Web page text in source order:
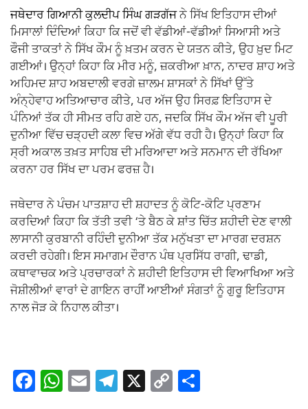
ਜਥੇਦਾਰ ਗਿਆਨੀ ਕੁਲਦੀਪ ਸਿੰਘ ਗੜਗੱਜਨੇ ਸਿੱਖ ਇਤਿਹਾਸ ਦੀਆਂ
ਮਿਸਾਲਾਂ ਦਿੰਦਿਆਂ ਕਿਹਾ ਕਿ ਜਦੋਂ ਵੀ ਵੱਡੀਆਂ-ਵੱਡੀਆਂ ਸਿਆਸੀ ਅਤੇ
ਫੌਜੀ ਤਾਕਤਾਂ ਨੇ ਸਿੱਖ ਕੌਮ ਨੂੰ ਖ਼ਤਮ ਕਰਨ ਦੇ ਯਤਨ ਕੀਤੇ, ਉਹ ਖ਼ੁਦ ਮਿਟ
ਗਈਆਂ। ਉਨ੍ਹਾਂ ਕਿਹਾ ਕਿ ਮੀਰ ਮਨੂੰ, ਜ਼ਕਰੀਆ ਖ਼ਾਨ, ਨਾਦਰ ਸ਼ਾਹ ਅਤੇ
ਅਹਿਮਦ ਸ਼ਾਹ ਅਬਦਾਲੀ ਵਰਗੇ ਜ਼ਾਲਮ ਸ਼ਾਸਕਾਂ ਨੇ ਸਿੱਖਾਂ ਉੱਤੇ
ਅੰਨ੍ਹੇਵਾਹ ਅਤਿਆਚਾਰ ਕੀਤੇ, ਪਰ ਅੱਜ ਉਹ ਸਿਰਫ਼ ਇਤਿਹਾਸ ਦੇ
ਪੰਨਿਆਂ ਤੱਕ ਹੀ ਸੀਮਤ ਰਹਿ ਗਏ ਹਨ, ਜਦਕਿ ਸਿੱਖ ਕੌਮ ਅੱਜ ਵੀ ਪੂਰੀ
ਦੁਨੀਆ ਵਿੱਚ ਚੜ੍ਹਦੀ ਕਲਾ ਵਿਚ ਅੱਗੇ ਵੱਧ ਰਹੀ ਹੈ। ਉਨ੍ਹਾਂ ਕਿਹਾ ਕਿ
ਸ੍ਰੀ ਅਕਾਲ ਤਖ਼ਤ ਸਾਹਿਬ ਦੀ ਮਰਿਆਦਾ ਅਤੇ ਸਨਮਾਨ ਦੀ ਰੱਖਿਆ
ਕਰਨਾ ਹਰ ਸਿੱਖ ਦਾ ਪਰਮ ਫਰਜ਼ ਹੈ।
ਜਥੇਦਾਰ ਨੇ ਪੰਚਮ ਪਾਤਸ਼ਾਹ ਦੀ ਸ਼ਹਾਦਤ ਨੂੰ ਕੋਟਿ-ਕੋਟਿ ਪ੍ਰਣਾਮ
ਕਰਦਿਆਂ ਕਿਹਾ ਕਿ ਤੱਤੀ ਤਵੀ ‘ਤੇ ਬੈਠ ਕੇ ਸ਼ਾਂਤ ਚਿੱਤ ਸ਼ਹੀਦੀ ਦੇਣ ਵਾਲੀ
ਲਾਸਾਨੀ ਕੁਰਬਾਨੀ ਰਹਿੰਦੀ ਦੁਨੀਆ ਤੱਕ ਮਨੁੱਖਤਾ ਦਾ ਮਾਰਗ ਦਰਸ਼ਨ
ਕਰਦੀ ਰਹੇਗੀ। ਇਸ ਸਮਾਗਮ ਦੌਰਾਨ ਪੰਥ ਪ੍ਰਸਿੱਧ ਰਾਗੀ, ਢਾਡੀ,
ਕਥਾਵਾਚਕ ਅਤੇ ਪ੍ਰਚਾਰਕਾਂ ਨੇ ਸ਼ਹੀਦੀ ਇਤਿਹਾਸ ਦੀ ਵਿਆਖਿਆ ਅਤੇ
ਜੋਸ਼ੀਲੀਆਂ ਵਾਰਾਂ ਦੇ ਗਾਇਨ ਰਾਹੀਂ ਆਈਆਂ ਸੰਗਤਾਂ ਨੂੰ ਗੁਰੂ ਇਤਿਹਾਸ
ਨਾਲ ਜੋੜ ਕੇ ਨਿਹਾਲ ਕੀਤਾ।
F W E T X C